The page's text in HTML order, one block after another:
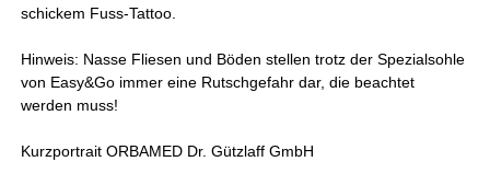
schickem Fuss-Tattoo.
Hinweis: Nasse Fliesen und Böden stellen trotz der Spezialsohle
von Easy&Go immer eine Rutschgefahr dar, die beachtet
werden muss!
Kurzportrait ORBAMED Dr. Gützlaff GmbH